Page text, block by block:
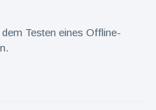
Testen eines Offline-